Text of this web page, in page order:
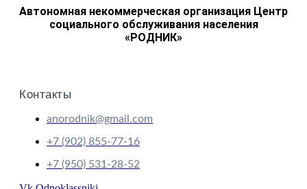
Автономная некоммерческая организация Центр
социального обслуживания населения
«РОДНИК»
Контакты
anorodnik@gmail.com
+7 (902) 855-77-16
+7 (950) 531-28-52